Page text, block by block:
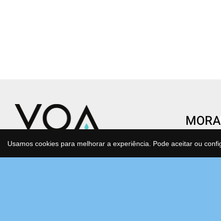
Transforme o gesto de beber água
Usamos cookies para melhorar a experiência. Pode aceitar ou